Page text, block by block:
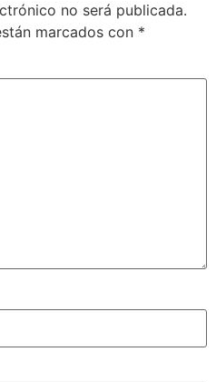
no será publicada.
marcados con *